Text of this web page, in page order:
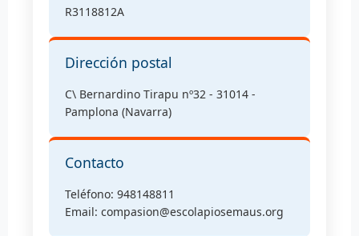
R3118812A
Dirección postal
C\ Bernardino Tirapu nº32 - 31014 -
Pamplona (Navarra)
Contacto
Teléfono: 948148811
Email: compasion@escolapiosemaus.org